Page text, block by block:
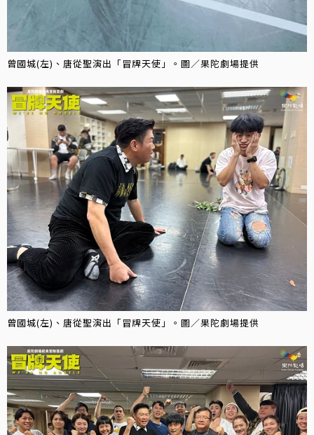
曾國城(左)、唐從聖演出「冒牌天使」。圖／果陀劇場提供
曾國城(左)、唐從聖演出「冒牌天使」。圖／果陀劇場提供